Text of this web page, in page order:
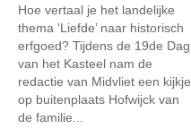
Hoe vertaal je het landelijke
thema ‘Liefde’ naar historisch
erfgoed? Tijdens de 19de Dag
van het Kasteel nam de
redactie van Midvliet een kijkje
op buitenplaats Hofwijck van
de familie...